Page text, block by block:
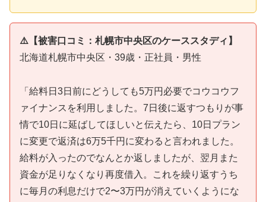
⚠️【被害口コミ：札幌市中央区のケーススタディ】
北海道札幌市中央区・39歳・正社員・男性
「給料日3日前にどうしても5万円必要でコウコウフ
ァイナンスを利用しました。7日後に返すつもりが事
情で10日に延ばしてほしいと伝えたら、10日プラン
に変更で返済は6万5千円に変わると言われました。
給料が入ったのでなんとか返しましたが、翌月また
資金が足りなくなり再度借入。これを繰り返すうち
に毎月の利息だけで2〜3万円が消えていくようにな